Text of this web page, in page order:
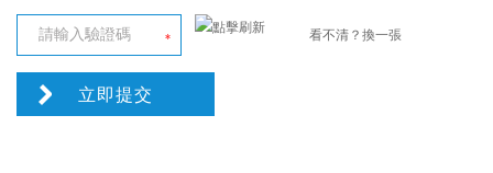
* 看不清？換一張